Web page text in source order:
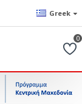
Greek
0